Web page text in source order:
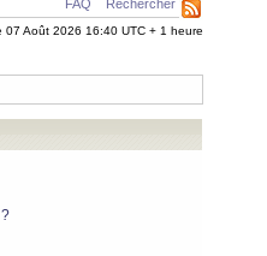
FAQ Rechercher
07 Août 2026 16:40 UTC + 1 heure